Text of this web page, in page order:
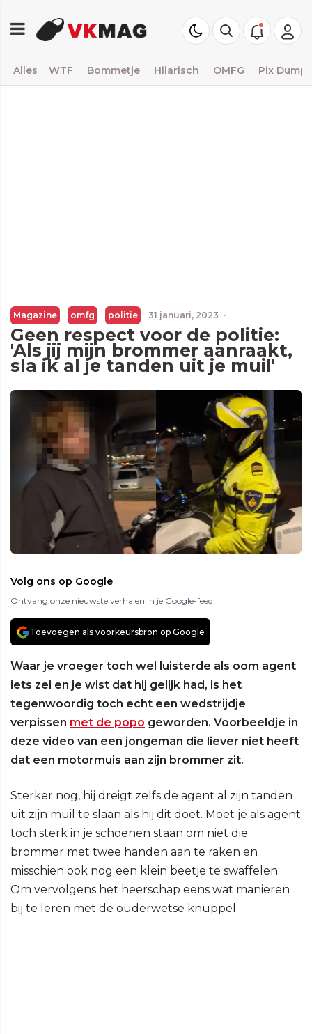
Alles WTF Bommetje Hilarisch OMFG Pix Dump
Magazine omfg politie 31 januari, 2023 ·
Geen respect voor de politie:
'Als jij mijn brommer aanraakt,
sla ik al je tanden uit je muil'
Volg ons op Google
Ontvang onze nieuwste verhalen in je Google-feed
Toevoegen als voorkeursbron op Google
Waar je vroeger toch wel luisterde als oom agent
iets zei en je wist dat hij gelijk had, is het
tegenwoordig toch echt een wedstrijdje
verpissen met de popo geworden. Voorbeeldje in
deze video van een jongeman die liever niet heeft
dat een motormuis aan zijn brommer zit.
Sterker nog, hij dreigt zelfs de agent al zijn tanden
uit zijn muil te slaan als hij dit doet. Moet je als agent
toch sterk in je schoenen staan om niet die
brommer met twee handen aan te raken en
misschien ook nog een klein beetje te swaffelen.
Om vervolgens het heerschap eens wat manieren
bij te leren met de ouderwetse knuppel.